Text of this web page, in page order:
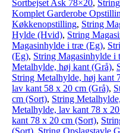
Sortbejset Ask 78×20,
Komplet Garderobe
Køkkenopstilling, String
Hylde (Hvid), String
Magasinhylde i træ (Eg),
(Eg), String Magasinhylde
Metalhylde, høj kant (Grå),
String Metalhylde, høj kant
lav kant 58 x 20 cm (Grå),
cm (Sort), String
Metalhylde, lav kant 78 x
kant 78 x 20 cm (Sort),
(Sort), String Opslagstavle